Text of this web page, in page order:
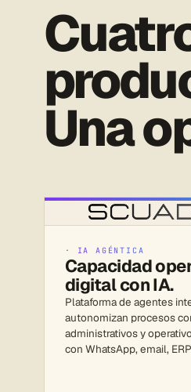
Una
· IA AGÉNTICA
Capacidad
digital con IA.
Plataforma de agentes
autonomizan procesos
administrativos y
con WhatsApp, email,